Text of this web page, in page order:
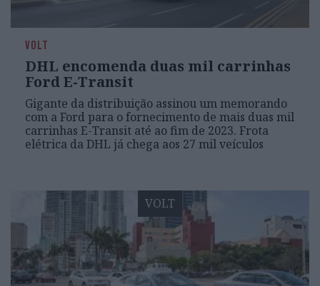
VOLT
DHL encomenda duas mil carrinhas
Ford E-Transit
Gigante da distribuição assinou um memorando
com a Ford para o fornecimento de mais duas mil
carrinhas E-Transit até ao fim de 2023. Frota
elétrica da DHL já chega aos 27 mil veículos
VOLT